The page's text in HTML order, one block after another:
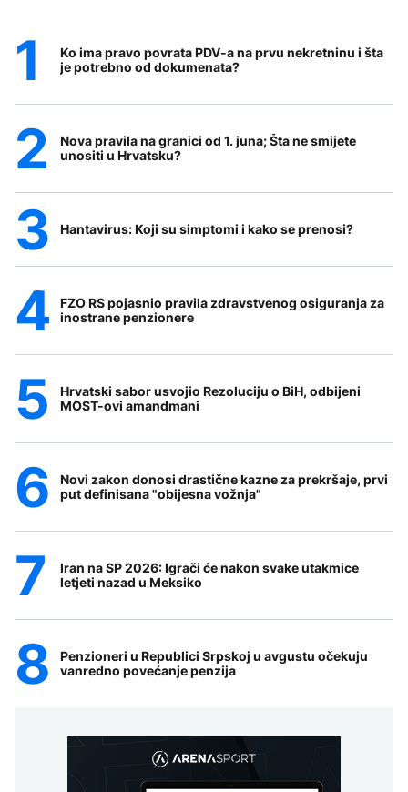
Ko ima pravo povrata PDV-a na prvu nekretninu i šta
je potrebno od dokumenata?
Nova pravila na granici od 1. juna; Šta ne smijete
unositi u Hrvatsku?
Hantavirus: Koji su simptomi i kako se prenosi?
FZO RS pojasnio pravila zdravstvenog osiguranja za
inostrane penzionere
Hrvatski sabor usvojio Rezoluciju o BiH, odbijeni
MOST-ovi amandmani
Novi zakon donosi drastične kazne za prekršaje, prvi
put definisana "obijesna vožnja"
Iran na SP 2026: Igrači će nakon svake utakmice
letjeti nazad u Meksiko
Penzioneri u Republici Srpskoj u avgustu očekuju
vanredno povećanje penzija